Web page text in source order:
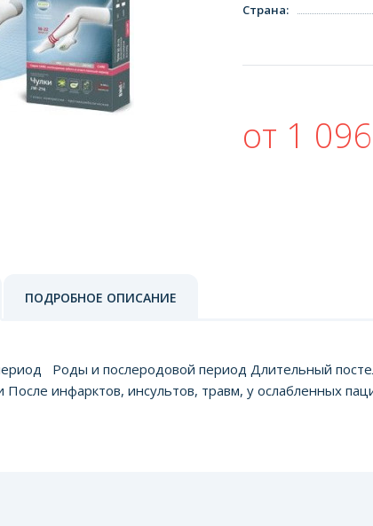
Страна:
от 1
ПОДРОБНОЕ ОПИСАНИЕ
Роды и послеродовой период Длительный
инфарктов, инсультов, травм, у ослабленных